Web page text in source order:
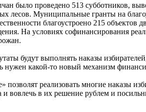
было проведено 513 субботников,
лесов. Муниципальные гранты на
благоустроено 215 объектов
На условиях софинансирования
будут выполнять наказы
какой-то новый механизм
реализовать многие наказы
и вовлечь в их решение рублем и